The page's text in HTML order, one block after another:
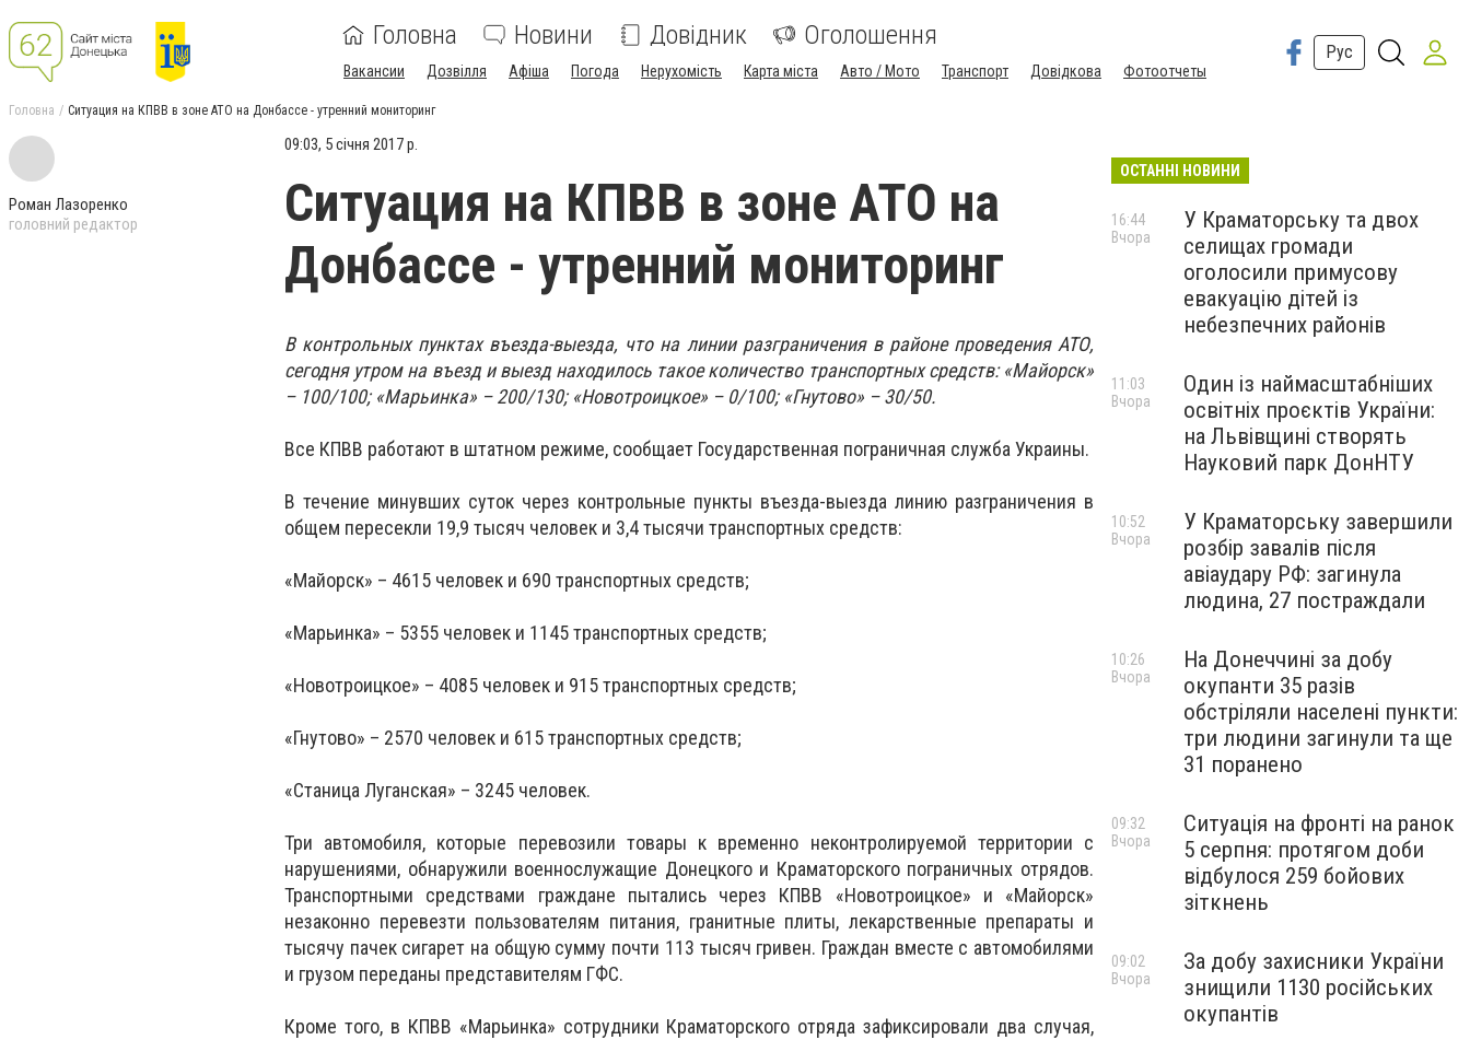
Головна Новини Довідник Оголошення
Вакансии Дозвілля Афіша Погода Нерухомість Карта міста Авто / Мото Транспорт Довідкова Фотоотчеты
Рус
Головна Ситуация на КПВВ в зоне АТО на Донбассе - утренний мониторинг
Роман Лазоренко
головний редактор
09:03, 5 січня 2017 р.
Ситуация на КПВВ в зоне АТО на
Донбассе - утренний мониторинг
В контрольных пунктах въезда-выезда, что на линии разграничения в районе проведения АТО,
сегодня утром на въезд и выезд находилось такое количество транспортных средств: «Майорск»
– 100/100; «Марьинка» – 200/130; «Новотроицкое» – 0/100; «Гнутово» – 30/50.
Все КПВВ работают в штатном режиме, сообщает Государственная пограничная служба Украины.
В течение минувших суток через контрольные пункты въезда-выезда линию разграничения в
общем пересекли 19,9 тысяч человек и 3,4 тысячи транспортных средств:
«Майорск» – 4615 человек и 690 транспортных средств;
«Марьинка» – 5355 человек и 1145 транспортных средств;
«Новотроицкое» – 4085 человек и 915 транспортных средств;
«Гнутово» – 2570 человек и 615 транспортных средств;
«Станица Луганская» – 3245 человек.
Три автомобиля, которые перевозили товары к временно неконтролируемой территории с
нарушениями, обнаружили военнослужащие Донецкого и Краматорского пограничных отрядов.
Транспортными средствами граждане пытались через КПВВ «Новотроицкое» и «Майорск»
незаконно перевезти пользователям питания, гранитные плиты, лекарственные препараты и
тысячу пачек сигарет на общую сумму почти 113 тысяч гривен. Граждан вместе с автомобилями
и грузом переданы представителям ГФС.
Кроме того, в КПВВ «Марьинка» сотрудники Краматорского отряда зафиксировали два случая,
ОСТАННІ НОВИНИ
У Краматорську та двох
селищах громади
оголосили примусову
евакуацію дітей із
небезпечних районів
16:44
Вчора
Один із наймасштабніших
освітніх проєктів України:
на Львівщині створять
Науковий парк ДонНТУ
11:03
Вчора
У Краматорську завершили
розбір завалів після
авіаудару РФ: загинула
людина, 27 постраждали
10:52
Вчора
На Донеччині за добу
окупанти 35 разів
обстріляли населені пункти:
три людини загинули та ще
31 поранено
10:26
Вчора
Ситуація на фронті на ранок
5 серпня: протягом доби
відбулося 259 бойових
зіткнень
09:32
Вчора
За добу захисники України
знищили 1130 російських
окупантів
09:02
Вчора